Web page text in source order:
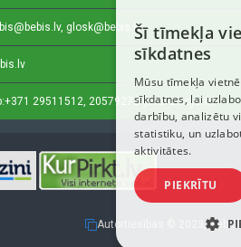
glosk@bebis.lv
+371 29511512, 20579272 (tikai ziņojumi)
Autortiesības © 2023,
Šī tīmekļa
sīkdatnes
Mūsu tīmekļa
sīkdatnes, lai
darbību, analizētu
statistiku, un
aktivitātes.
PIEKRĪTU